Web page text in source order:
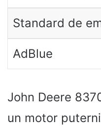
Standard de
AdBlue
John Deere
un motor